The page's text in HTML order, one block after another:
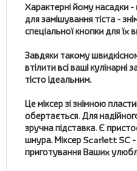
Характерні йому насадки -
для замішування тіста -
спеціальної кнопки для їх
Завдяки такому
втілити всі ваші кулінарні
тісто ідеальним.
Це міксер зі знімною
обертається. Для
зручна підставка. Є
шнура. МіксерScarlett SC
приготування Ваших